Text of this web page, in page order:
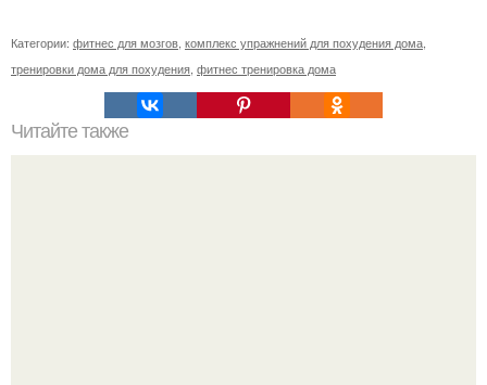
Категории: фитнес для мозгов комплекс упражнений для похудения дома
тренировки дома для похудения фитнес тренировка дома
Читайте также